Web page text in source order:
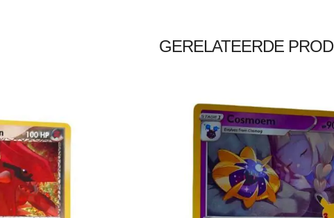
GERELATEERDE